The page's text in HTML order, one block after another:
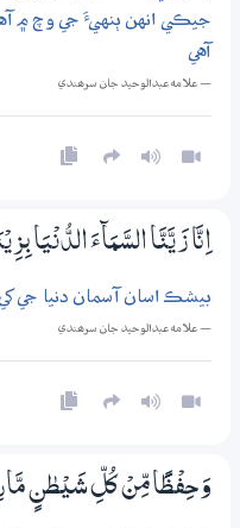
جيڪي انهن ٻنهيءَ جي وچ ۾
آهي
— علامه عبدالوحيد جان سرھندي
اِنَّا زَيَّنَّا السَّمَاۗءَ الدُّنْيَا
بيشڪ اسان آسمان دنيا جي
— علامه عبدالوحيد جان سرھندي
وَحِفْظًا مِّنْ كُلِّ شَيْطٰنٍ